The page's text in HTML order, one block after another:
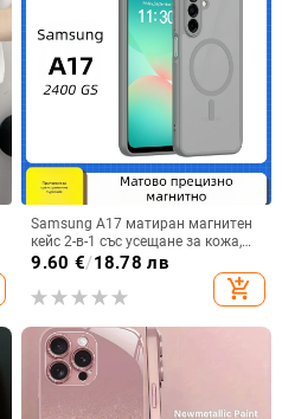
Samsung A17 матиран магнитен
кейс 2-в-1 със усещане за кожа,
удароустойчива обвивка от
червено, лилаво, синьо, черно
9.60 €/18.78 лв
add_shopping_cart